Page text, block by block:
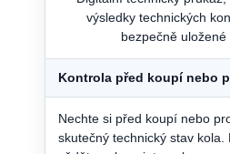
výsledky technických
bezpečně uložené
Kontrola před koupí nebo
Nechte si před koupí nebo
skutečný technický stav kola.